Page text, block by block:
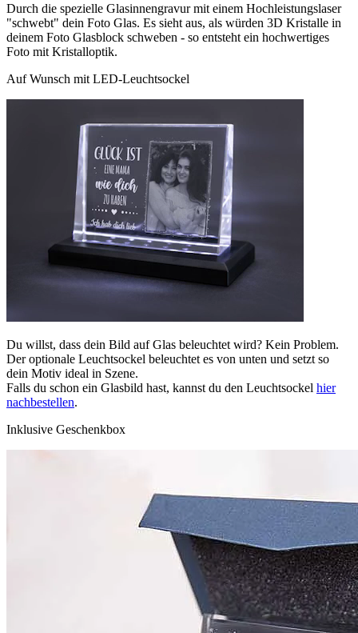
Durch die spezielle Glasinnengravur mit einem Hochleistungslaser
"schwebt" dein Foto Glas. Es sieht aus, als würden 3D Kristalle in
deinem Foto Glasblock schweben - so entsteht ein hochwertiges
Foto mit Kristalloptik.
Auf Wunsch mit LED-Leuchtsockel
Du willst, dass dein Bild auf Glas beleuchtet wird? Kein Problem.
Der optionale Leuchtsockel beleuchtet es von unten und setzt so
dein Motiv ideal in Szene.
Falls du schon ein Glasbild hast, kannst du den Leuchtsockel hier
nachbestellen.
Inklusive Geschenkbox